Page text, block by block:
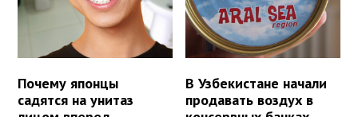
Почему японцы
садятся на унитаз
В Узбекистане начали
продавать воздух в